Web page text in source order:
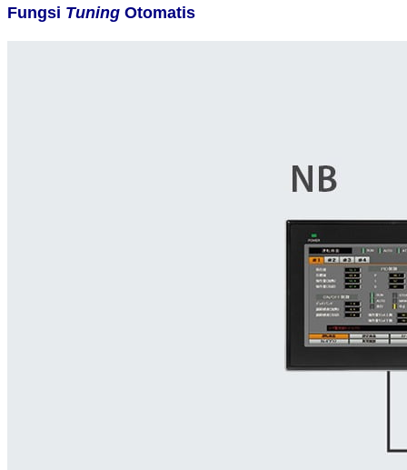
Fungsi Tuning Otomatis